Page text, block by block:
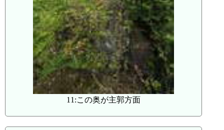
11:この奥が主郭方面